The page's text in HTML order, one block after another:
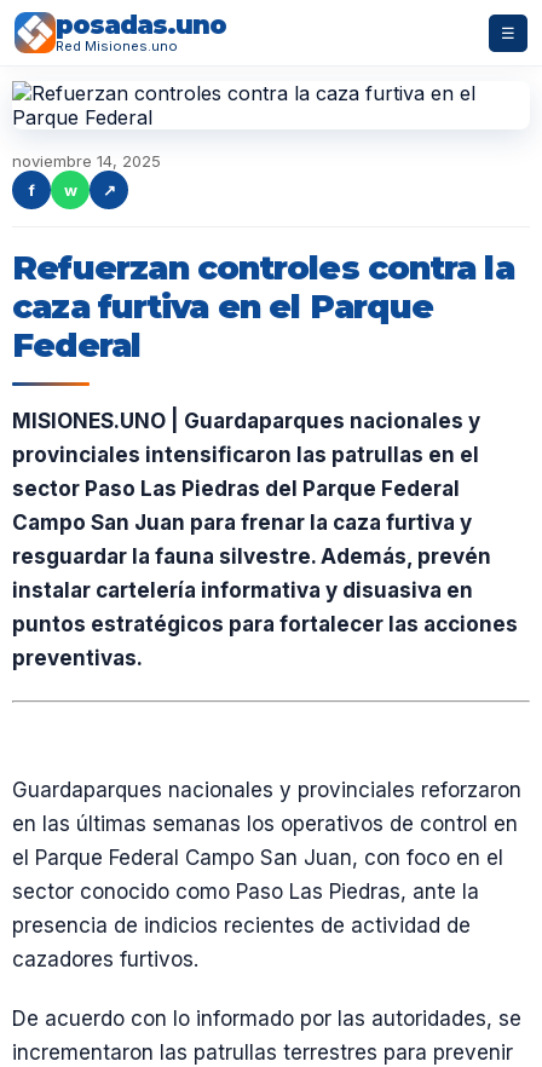
posadas.uno
Red Misiones.uno
☰
noviembre 14, 2025
f
w ↗
Refuerzan controles contra la
caza furtiva en el Parque
Federal
MISIONES.UNO | Guardaparques nacionales y
provinciales intensificaron las patrullas en el
sector Paso Las Piedras del Parque Federal
Campo San Juan para frenar la caza furtiva y
resguardar la fauna silvestre. Además, prevén
instalar cartelería informativa y disuasiva en
puntos estratégicos para fortalecer las acciones
preventivas.
Guardaparques nacionales y provinciales reforzaron
en las últimas semanas los operativos de control en
el Parque Federal Campo San Juan, con foco en el
sector conocido como Paso Las Piedras, ante la
presencia de indicios recientes de actividad de
cazadores furtivos.
De acuerdo con lo informado por las autoridades, se
incrementaron las patrullas terrestres para prevenir